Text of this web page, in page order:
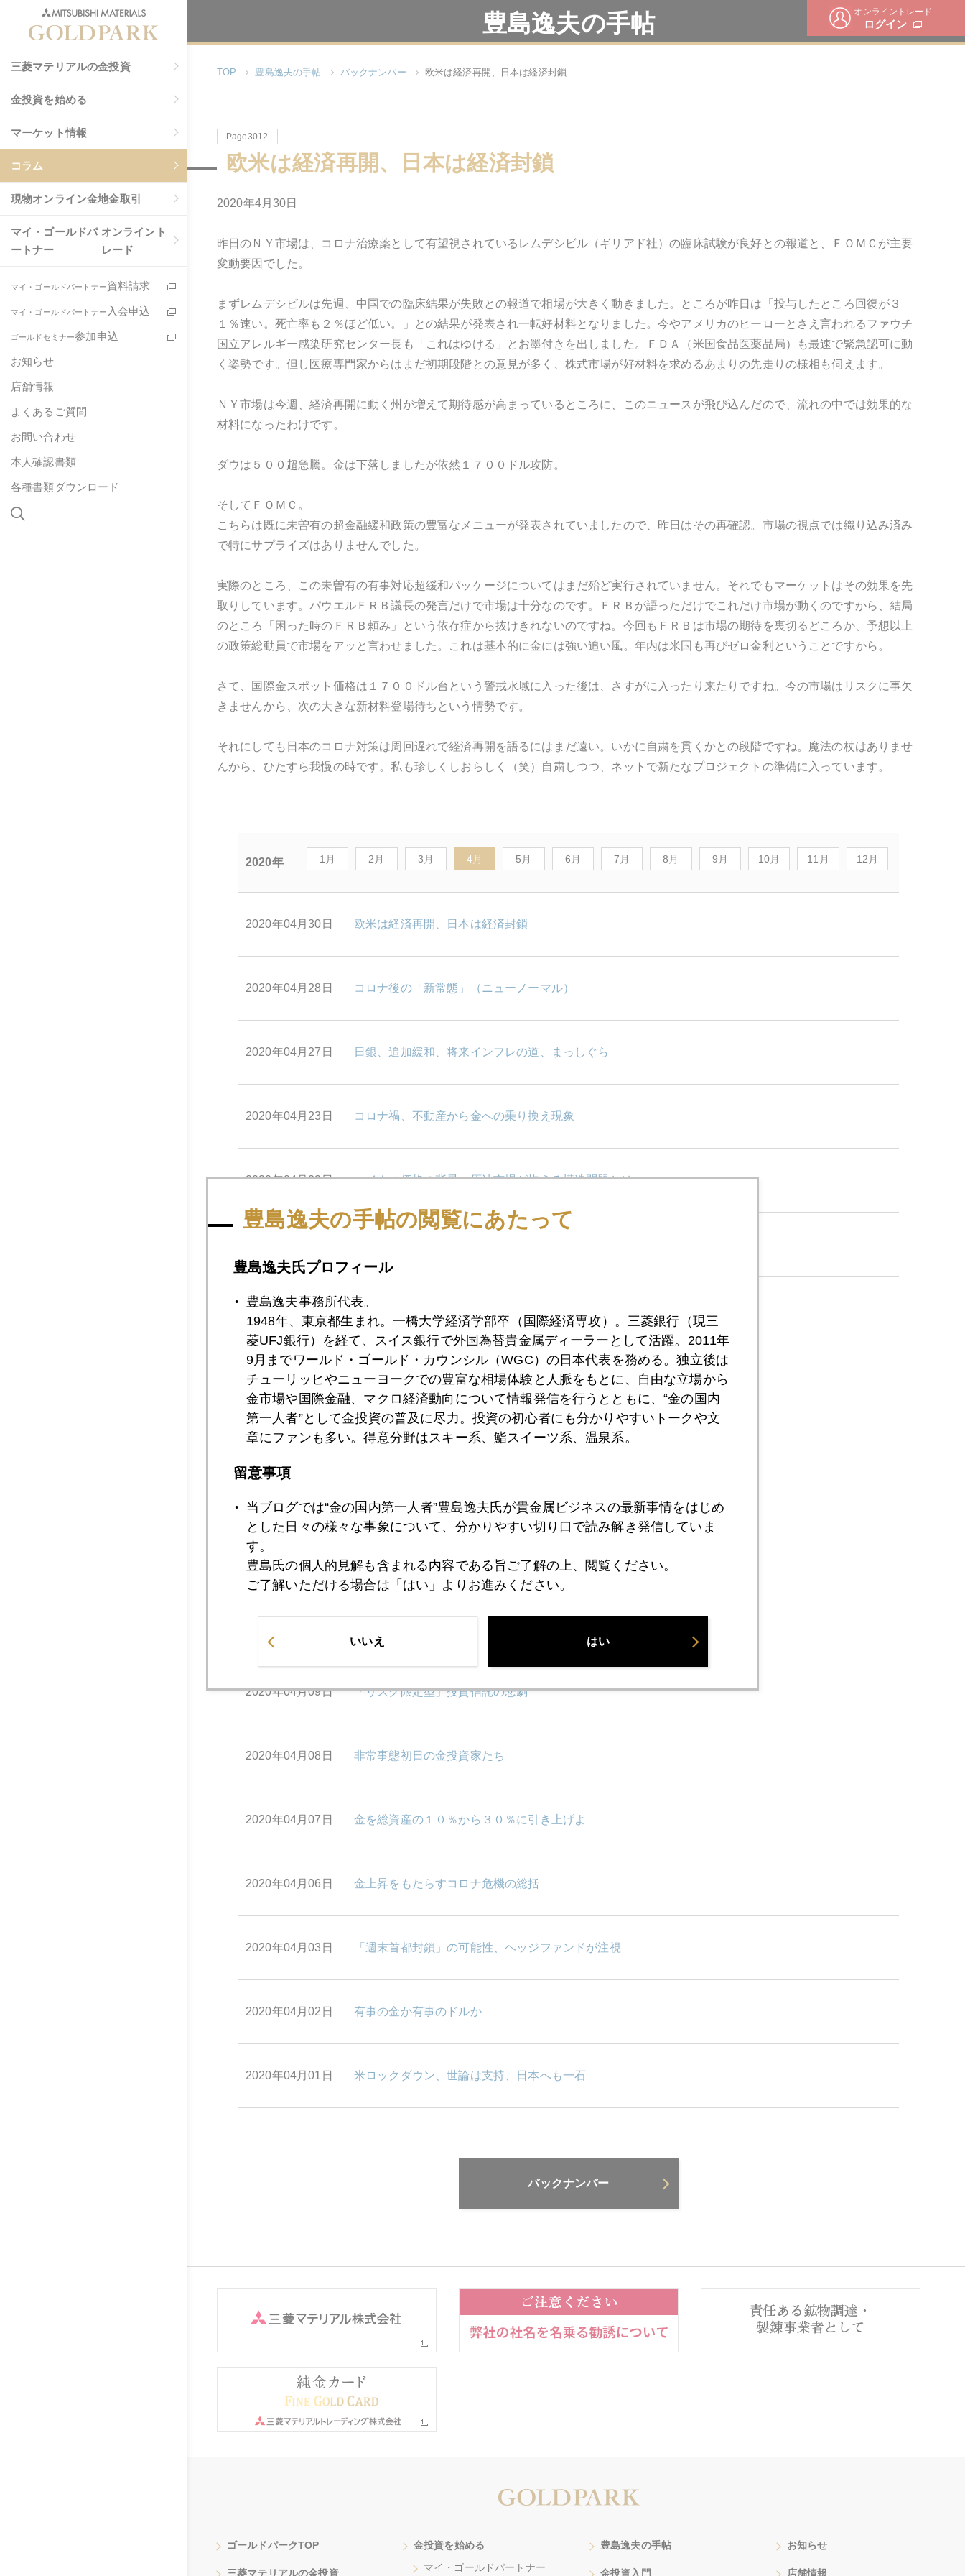
オンライントレード
ログイン
三菱マテリアルの金投資
金投資を始める
マーケット情報
コラム
現物オンライン金地金取引
マイ・ゴールドパ
ートナー
オンライント
レード
マイ・ゴールドパートナー資料請求
マイ・ゴールドパートナー 入会申込
ゴールドセミナー参加申込
お知らせ
店舗情報
よくあるご質問
お問い合わせ
本人確認書類
各種書類ダウンロード
豊島逸夫の手帖
TOP 豊島逸夫の手帖 バックナンバー 欧米は経済再開、日本は経済封鎖
Page3012
欧米は経済再開、日本は経済封鎖
2020年4月30日
昨日のＮＹ市場は、コロナ治療薬として有望視されているレムデシビル（ギリアド社）の臨床試験が良好との報道と、ＦＯＭＣが主要
変動要因でした。
まずレムデシビルは先週、中国での臨床結果が失敗との報道で相場が大きく動きました。ところが昨日は「投与したところ回復が３
１％速い。死亡率も２％ほど低い。」との結果が発表され一転好材料となりました。今やアメリカのヒーローとさえ言われるファウチ
国立アレルギー感染研究センター長も「これはゆける」とお墨付きを出しました。ＦＤＡ（米国食品医薬品局）も最速で緊急認可に動
く姿勢です。但し医療専門家からはまだ初期段階との意見が多く、株式市場が好材料を求めるあまりの先走りの様相も伺えます。
ＮＹ市場は今週、経済再開に動く州が増えて期待感が高まっているところに、このニュースが飛び込んだので、流れの中では効果的な
材料になったわけです。
ダウは５００超急騰。金は下落しましたが依然１７００ドル攻防。
そしてＦＯＭＣ。
こちらは既に未曽有の超金融緩和政策の豊富なメニューが発表されていましたので、昨日はその再確認。市場の視点では織り込み済み
で特にサプライズはありませんでした。
実際のところ、この未曽有の有事対応超緩和パッケージについてはまだ殆ど実行されていません。それでもマーケットはその効果を先
取りしています。パウエルＦＲＢ議長の発言だけで市場は十分なのです。ＦＲＢが語っただけでこれだけ市場が動くのですから、結局
のところ「困った時のＦＲＢ頼み」という依存症から抜けきれないのですね。今回もＦＲＢは市場の期待を裏切るどころか、予想以上
の政策総動員で市場をアッと言わせました。これは基本的に金には強い追い風。年内は米国も再びゼロ金利ということですから。
さて、国際金スポット価格は１７００ドル台という警戒水域に入った後は、さすがに入ったり来たりですね。今の市場はリスクに事欠
きませんから、次の大きな新材料登場待ちという情勢です。
それにしても日本のコロナ対策は周回遅れで経済再開を語るにはまだ遠い。いかに自粛を貫くかとの段階ですね。魔法の杖はありませ
んから、ひたすら我慢の時です。私も珍しくしおらしく（笑）自粛しつつ、ネットで新たなプロジェクトの準備に入っています。
2020年 1月 2月 3月 4月 5月 6月 7月 8月 9月 10月 11月 12月
2020年04月30日 欧米は経済再開、日本は経済封鎖
2020年04月28日 コロナ後の「新常態」（ニューノーマル）
2020年04月27日 日銀、追加緩和、将来インフレの道、まっしぐら
2020年04月23日 コロナ禍、不動産から金への乗り換え現象
2020年04月22日 マイナス価格の背景、原油市場が抱える構造問題とは
2020年04月20日 綿棒が足りない
2020年04月16日 未曽有の経済統計に揺れるＮＹ市場
2020年04月15日 どうなるコロナ
2020年04月14日 金１７００ドル再突破
2020年04月13日 コロナウイルス長期化、金高騰長期化
2020年04月09日 「リスク限定型」投資信託の悲劇
2020年04月08日 非常事態初日の金投資家たち
2020年04月07日 金を総資産の１０％から３０％に引き上げよ
2020年04月06日 金上昇をもたらすコロナ危機の総括
2020年04月03日 「週末首都封鎖」の可能性、ヘッジファンドが注視
2020年04月02日 有事の金か有事のドルか
2020年04月01日 米ロックダウン、世論は支持、日本へも一石
バックナンバー
ゴールドパークTOP
三菱マテリアルの金投資
金投資を始める
マイ・ゴールドパートナー
豊島逸夫の手帖
金投資入門
お知らせ
店舗情報
豊島逸夫の手帖の閲覧にあたって
豊島逸夫氏プロフィール
豊島逸夫事務所代表。
1948年、東京都生まれ。一橋大学経済学部卒（国際経済専攻）。三菱銀行（現三
菱UFJ銀行）を経て、スイス銀行で外国為替貴金属ディーラーとして活躍。2011年
9月までワールド・ゴールド・カウンシル（WGC）の日本代表を務める。独立後は
チューリッヒやニューヨークでの豊富な相場体験と人脈をもとに、自由な立場から
金市場や国際金融、マクロ経済動向について情報発信を行うとともに、“金の国内
第一人者”として金投資の普及に尽力。投資の初心者にも分かりやすいトークや文
章にファンも多い。得意分野はスキー系、鮨スイーツ系、温泉系。
留意事項
当ブログでは“金の国内第一人者”豊島逸夫氏が貴金属ビジネスの最新事情をはじめ
とした日々の様々な事象について、分かりやすい切り口で読み解き発信していま
す。
豊島氏の個人的見解も含まれる内容である旨ご了解の上、閲覧ください。
ご了解いただける場合は「はい」よりお進みください。
いいえ はい